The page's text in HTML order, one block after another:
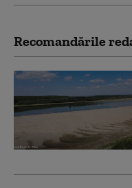
Recomandările